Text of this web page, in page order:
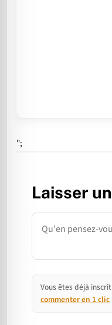
";
Laisser
Commentaire
Vous êtes déjà
commenter en 1 clic